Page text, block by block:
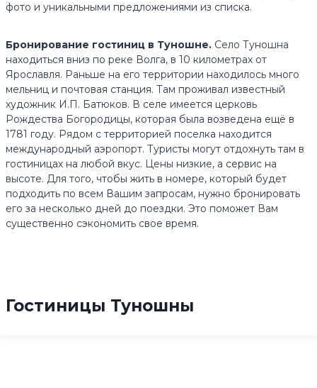
фото и уникальными предложениями из списка.
Бронирование гостиниц в Туношне. Село Туношна
находиться вниз по реке Волга, в 10 километрах от
Ярославля. Раньше на его территории находилось много
мельниц и почтовая станция. Там проживал известный
художник И.П. Батюков. В селе имеется церковь
Рождества Богородицы, которая была возведена ещё в
1781 году. Рядом с территорией поселка находится
международный аэропорт. Туристы могут отдохнуть там в
гостиницах на любой вкус. Цены низкие, а сервис на
высоте. Для того, чтобы жить в номере, который будет
подходить по всем Вашим запросам, нужно бронировать
его за несколько дней до поездки. Это поможет Вам
существенно сэкономить свое время.
Гостиницы Туношны